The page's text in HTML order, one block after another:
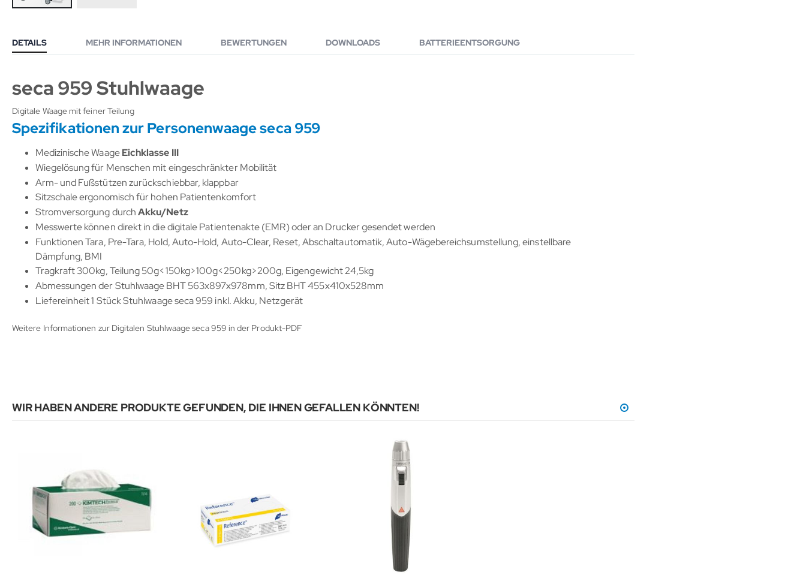
DETAILS
seca 959 Stuhlwaage
Digitale Waage mit feiner Teilung
Spezifikationen zur Personenwaage seca 959
Medizinische WaageEichklasse III
Wiegelösung für Menschen mit eingeschränkter Mobilität
Arm- und Fußstützen zurückschiebbar, klappbar
Sitzschale ergonomisch für hohen Patientenkomfort
Stromversorgung durchAkku/Netz
Messwerte können direkt in die digitale Patientenakte (EMR) oder an Drucker gesendet werden
Funktionen Tara, Pre-Tara, Hold, Auto-Hold, Auto-Clear, Reset, Abschaltautomatik, Auto-Wägebereichsumstellung, einstellbare
Dämpfung, BMI
Tragkraft 300kg, Teilung 50g<150kg>100g<250kg>200g, Eigengewicht 24,5kg
Abmessungen der Stuhlwaage BHT 563x897x978mm, Sitz BHT 455x410x528mm
Liefereinheit 1 Stück Stuhlwaage seca 959 inkl. Akku, Netzgerät
Weitere Informationen zur Digitalen Stuhlwaage seca 959 in der Produkt-PDF
MEHR INFORMATIONEN BEWERTUNGEN DOWNLOADS BATTERIEENTSORGUNG
WIR HABEN ANDERE PRODUKTE GEFUNDEN, DIE IHNEN GEFALLEN KÖNNTEN!